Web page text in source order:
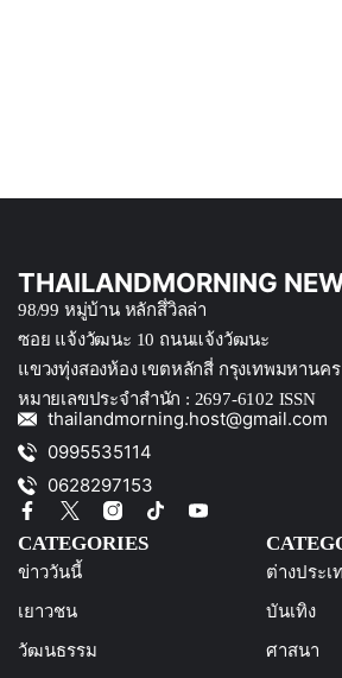
THAILANDMORNING
98/99 หมู่บ้าน หลักสึ่วิลล่า
ซอย แจ้งวัฒนะ 10 ถนนแจ้งวัฒนะ
แขวงทุ่งสองห้อง เขตหลักสี่ กรุงเทพมหานคร
หมายเลขประจำสำนัก : 2697-6102 ISSN
thailandmorning.host@gmail.com
0995535114
0628297153
CATEGORIES
ข่าววันนี้
เยาวชน
วัฒนธรรม
ต่างประเ
บันเทิง
ศาสนา